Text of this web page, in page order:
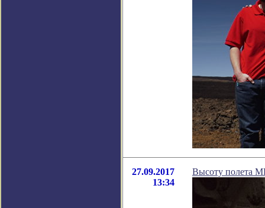
27.09.2017
13:34
Высоту полета